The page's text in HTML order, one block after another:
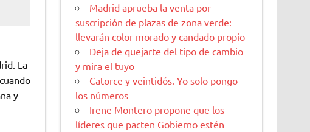
La
y
Madrid aprueba la venta por
suscripción de plazas de zona verde:
llevarán color morado y candado propio
Deja de quejarte del tipo de cambio
y mira el tuyo
Catorce y veintidós. Yo solo pongo
los números
Irene Montero propone que los
líderes que pacten Gobierno estén